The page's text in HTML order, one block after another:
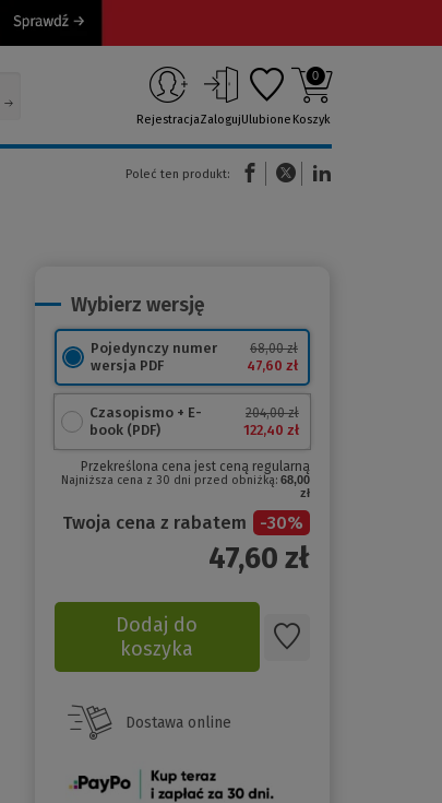
RejestracjaZalogujUlubione
0
Koszyk
Poleć ten produkt:
(Nowe okno)(Link do innej strony)
Wybierz wersję
Pojedynczy numer
wersja PDF
68,00 zł
47,60 zł
Czasopismo + E-
book (PDF)
204,00 zł
122,40 zł
Przekreślona cena jest ceną regularną
Najniższa cena z 30 dni przed obniżką: 68,00
zł
Twoja cena z rabatem -30%
47,60 zł
Dodaj do
koszyka
Dostawa online
(Nowe